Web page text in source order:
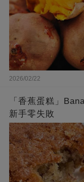
2026/02/22
「香蕉蛋糕」
新手零失敗